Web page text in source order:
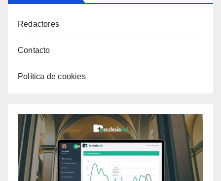
Redactores
Contacto
Política de cookies